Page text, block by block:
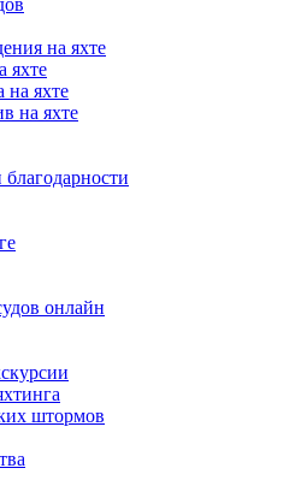
на яхте
яхте
на яхте
на яхте
онлайн
штормов